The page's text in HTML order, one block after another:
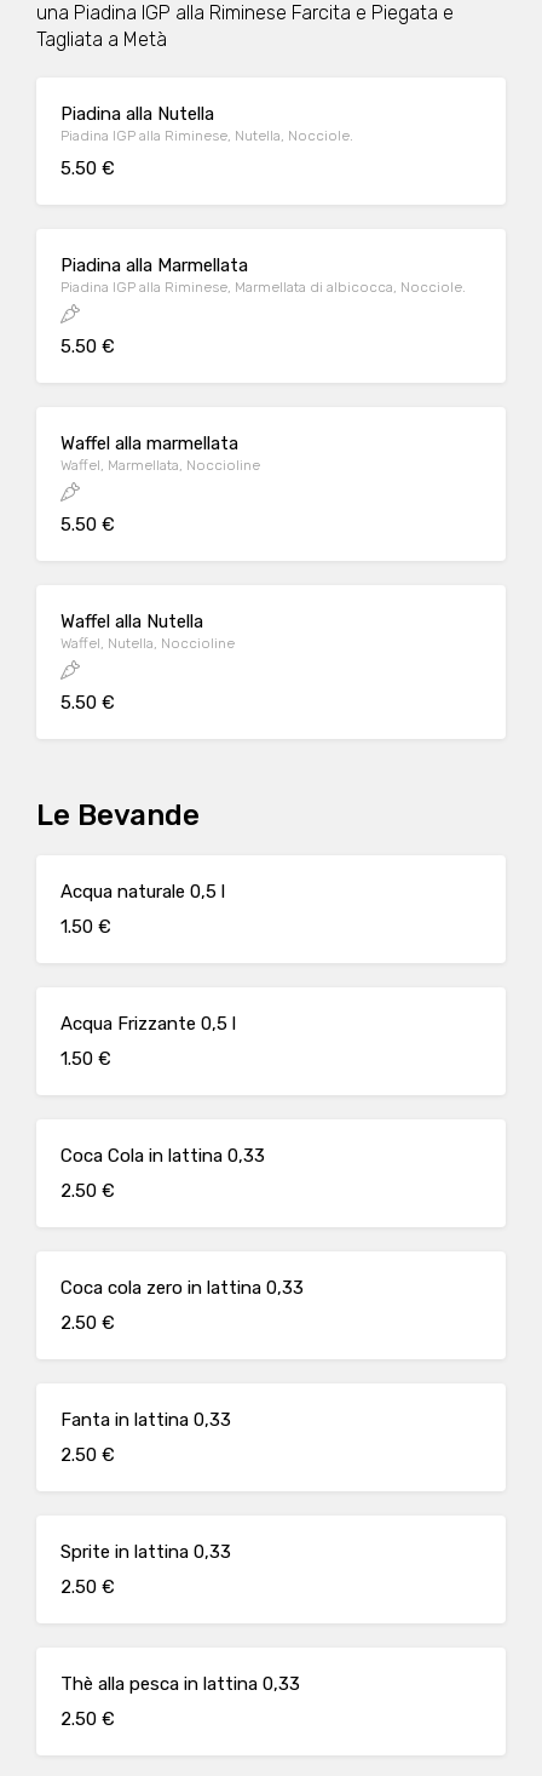
una Piadina IGP alla Riminese Farcita e Piegata e
Tagliata a Metà
Piadina alla Nutella
Piadina IGP alla Riminese, Nutella, Nocciole.
5.50 €
Piadina alla Marmellata
Piadina IGP alla Riminese, Marmellata di albicocca, Nocciole.
5.50 €
Waffel alla marmellata
Waffel, Marmellata, Noccioline
5.50 €
Waffel alla Nutella
Waffel, Nutella, Noccioline
5.50 €
Le Bevande
Acqua naturale 0,5 l
1.50 €
Acqua Frizzante 0,5 l
1.50 €
Coca Cola in lattina 0,33
2.50 €
Coca cola zero in lattina 0,33
2.50 €
Fanta in lattina 0,33
2.50 €
Sprite in lattina 0,33
2.50 €
Thè alla pesca in lattina 0,33
2.50 €